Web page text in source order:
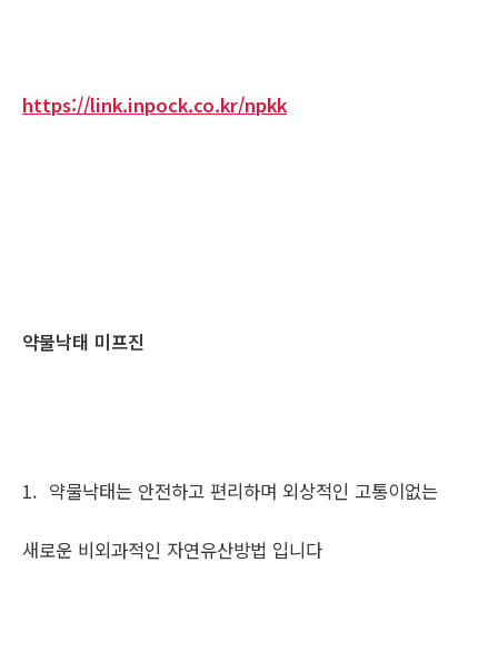
https://link.inpock.co.kr/npkk
약물낙태 미프진
1. 약물낙태는 안전하고 편리하며 외상적인 고통이없는
새로운 비외과적인 자연유산방법 입니다